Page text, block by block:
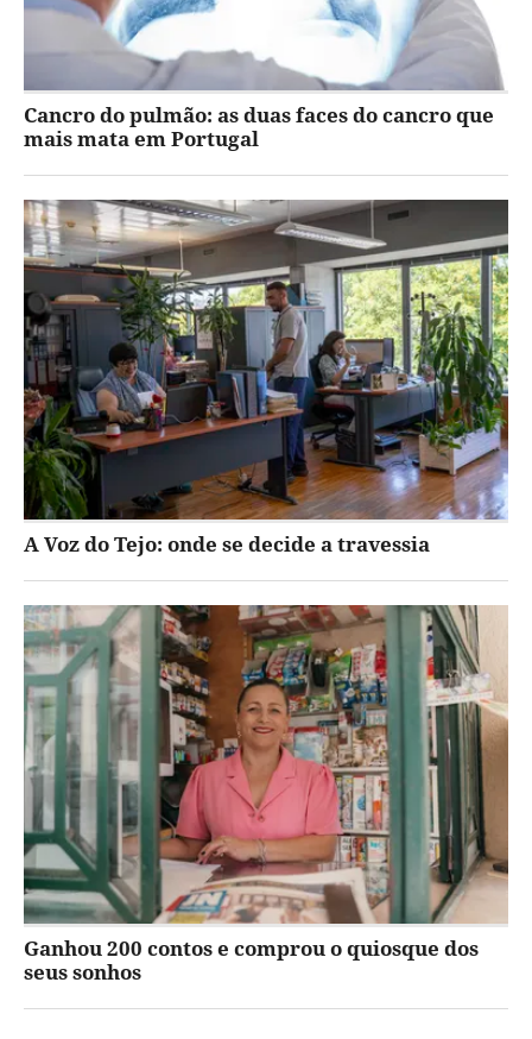
Cancro do pulmão: as duas faces do cancro que
mais mata em Portugal
A Voz do Tejo: onde se decide a travessia
Ganhou 200 contos e comprou o quiosque dos
seus sonhos